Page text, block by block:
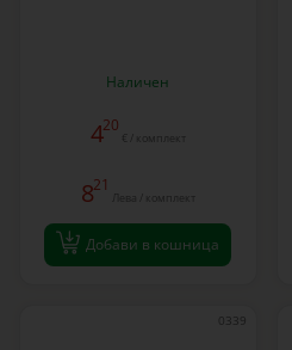
Наличен
420
€ / комплект
821
Лева / комплект
Добави в кошница
0339